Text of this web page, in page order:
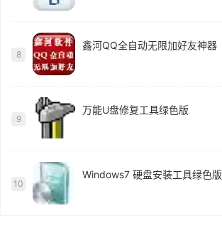
8
鑫河QQ全自动无限加好友神器
9
万能U盘修复工具绿色版
10
Windows7 硬盘安装工具绿色版